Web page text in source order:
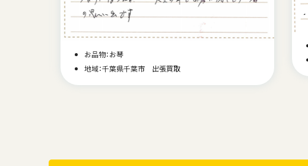
お品物：お琴
地域：千葉県千葉市 出張買取